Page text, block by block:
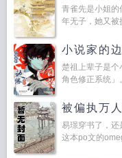
青雀先是小姐的
年无子，她又被
小说家的
楚祖上辈子是个
角色修正系统」
被偏执万
易璟穿书了，还
这本po文的